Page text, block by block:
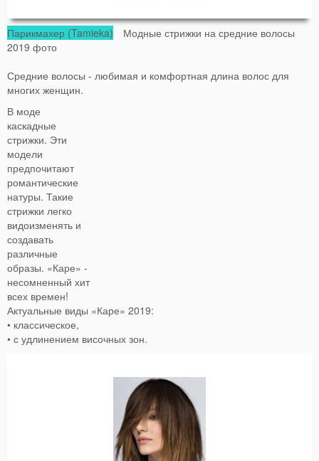
Парикмахер (Tamieka) Модные стрижки на средние волосы
2019 фото
Средние волосы - любимая и комфортная длина волос для
многих женщин.
В моде
каскадные
стрижки. Эти
модели
предпочитают
романтические
натуры. Такие
стрижки легко
видоизменять и
создавать
различные
образы. «Каре» -
несомненный хит
всех времен!
Актуальные виды «Каре» 2019:
• классическое,
• с удлинением височных зон.